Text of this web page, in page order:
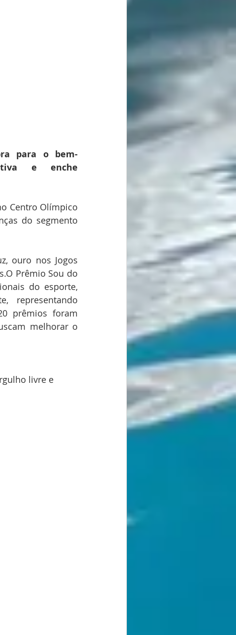
para o bem-
e enche
Centro Olímpico
do segmento
ouro nos Jogos
Prêmio Sou do
do esporte,
representando
prêmios foram
melhorar o
livre e